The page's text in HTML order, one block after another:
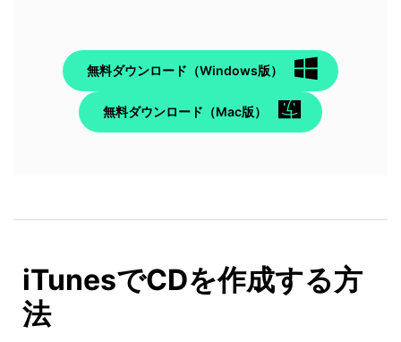
無料ダウンロード（Windows版）
無料ダウンロード（Mac版）
iTunesでCDを作成する方
法